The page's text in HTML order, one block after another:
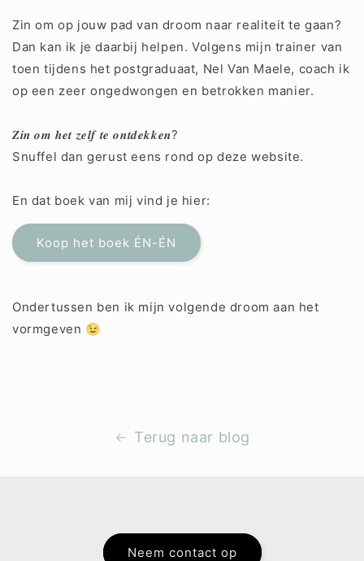
Zin om op jouw pad van droom naar realiteit te gaan?
Dan kan ik je daarbij helpen. Volgens mijn trainer van
toen tijdens het postgraduaat, Nel Van Maele, coach ik
op een zeer ongedwongen en betrokken manier.
𝒁𝒊𝒏 𝒐𝒎 𝒉𝒆𝒕 𝒛𝒆𝒍𝒇 𝒕𝒆 𝒐𝒏𝒕𝒅𝒆𝒌𝒌𝒆𝒏?
Snuffel dan gerust eens rond op deze website.
En dat boek van mij vind je hier:
Koop het boek ÉN-ÉN
Ondertussen ben ik mijn volgende droom aan het
vormgeven 😉
Terug naar blog
Neem contact op